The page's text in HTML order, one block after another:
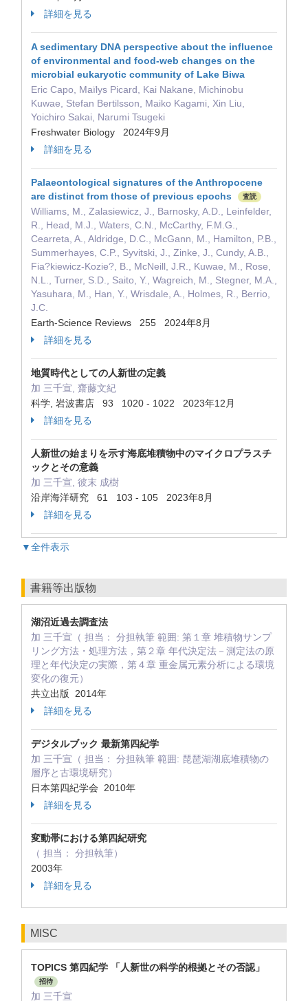
詳細を見る
A sedimentary DNA perspective about the influence
of environmental and food‐web changes on the
microbial eukaryotic community of Lake Biwa
Eric Capo, Maïlys Picard, Kai Nakane, Michinobu
Kuwae, Stefan Bertilsson, Maiko Kagami, Xin Liu,
Yoichiro Sakai, Narumi Tsugeki
Freshwater Biology 2024年9月
詳細を見る
Palaeontological signatures of the Anthropocene
are distinct from those of previous epochs
査読
Williams, M., Zalasiewicz, J., Barnosky, A.D., Leinfelder,
R., Head, M.J., Waters, C.N., McCarthy, F.M.G.,
Cearreta, A., Aldridge, D.C., McGann, M., Hamilton, P.B.,
Summerhayes, C.P., Syvitski, J., Zinke, J., Cundy, A.B.,
Fia?kiewicz-Kozie?, B., McNeill, J.R., Kuwae, M., Rose,
N.L., Turner, S.D., Saito, Y., Wagreich, M., Stegner, M.A.,
Yasuhara, M., Han, Y., Wrisdale, A., Holmes, R., Berrio,
J.C.
Earth-Science Reviews 255 2024年8月
詳細を見る
地質時代としての人新世の定義
加 三千宣, 齋藤文紀
科学, 岩波書店 93 1020 - 1022 2023年12月
詳細を見る
人新世の始まりを示す海底堆積物中のマイクロプラスチ
ックとその意義
加 三千宣, 彼末 成樹
沿岸海洋研究 61 103 - 105 2023年8月
詳細を見る
▼全件表示
書籍等出版物
湖沼近過去調査法
加 三千宣（ 担当： 分担執筆 範囲: 第１章 堆積物サンプ
リング方法・処理方法，第２章 年代決定法－測定法の原
理と年代決定の実際，第４章 重金属元素分析による環境
変化の復元）
共立出版 2014年
詳細を見る
デジタルブック 最新第四紀学
加 三千宣（ 担当： 分担執筆 範囲: 琵琶湖湖底堆積物の
層序と古環境研究）
日本第四紀学会 2010年
詳細を見る
変動帯における第四紀研究
（ 担当： 分担執筆）
2003年
詳細を見る
MISC
TOPICS 第四紀学 「人新世の科学的根拠とその否認」
招待
加 三千宣